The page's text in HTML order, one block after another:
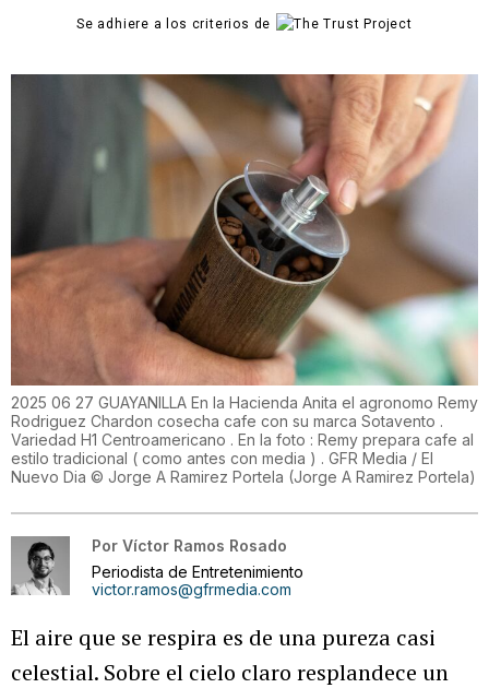
Se adhiere a los criterios de
2025 06 27 GUAYANILLA En la Hacienda Anita el agronomo Remy
Rodriguez Chardon cosecha cafe con su marca Sotavento .
Variedad H1 Centroamericano . En la foto : Remy prepara cafe al
estilo tradicional ( como antes con media ) . GFR Media / El
Nuevo Dia © Jorge A Ramirez Portela (Jorge A Ramirez Portela)
Por Víctor Ramos Rosado
Periodista de Entretenimiento
victor.ramos@gfrmedia.com
El aire que se respira es de una pureza casi
celestial. Sobre el cielo claro resplandece un